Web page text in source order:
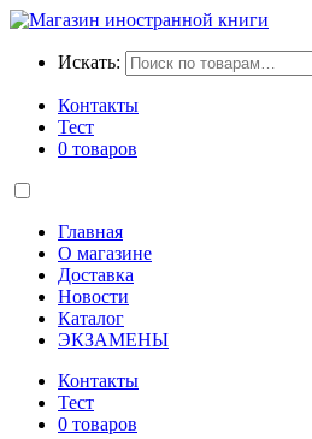
Искать:
Контакты
Тест
0 товаров
Главная
О магазине
Доставка
Новости
Каталог
ЭКЗАМЕНЫ
Контакты
Тест
0 товаров